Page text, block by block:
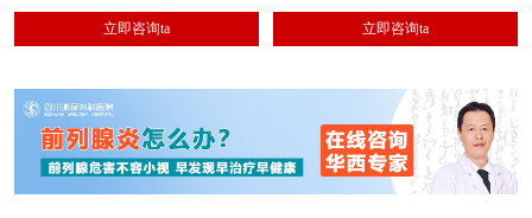
立即咨询ta 立即咨询ta